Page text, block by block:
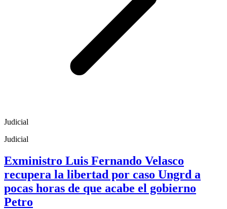
Judicial
Judicial
Exministro Luis Fernando Velasco
recupera la libertad por caso Ungrd a
pocas horas de que acabe el gobierno
Petro